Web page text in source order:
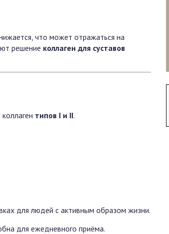
что может отражаться на
решение коллаген для суставов
коллаген типов I и II.
для людей с активным образом жизни.
для ежедневного приёма.